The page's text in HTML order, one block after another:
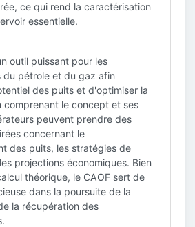
ce qui rend la caractérisation
essentielle.
outil puissant pour les
du pétrole et du gaz afin
des puits et d'optimiser la
comprenant le concept et ses
peuvent prendre des
concernant le
des puits, les stratégies de
projections économiques. Bien
théorique, le CAOF sert de
dans la poursuite de la
la récupération des